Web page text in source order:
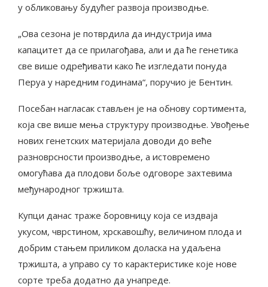
у обликовању будућег развоја производње.
„Ова сезона је потврдила да индустрија има
капацитет да се прилагођава, али и да ће генетика
све више одређивати како ће изгледати понуда
Перуа у наредним годинама“, поручио је Бентин.
Посебан нагласак стављен је на обнову сортимента,
која све више мења структуру производње. Увођење
нових генетских материјала доводи до веће
разноврсности производње, а истовремено
омогућава да плодови боље одговоре захтевима
међународног тржишта.
Купци данас траже боровницу која се издваја
укусом, чврстином, хрскавошћу, величином плода и
добрим стањем приликом доласка на удаљена
тржишта, а управо су то карактеристике које нове
сорте треба додатно да унапреде.